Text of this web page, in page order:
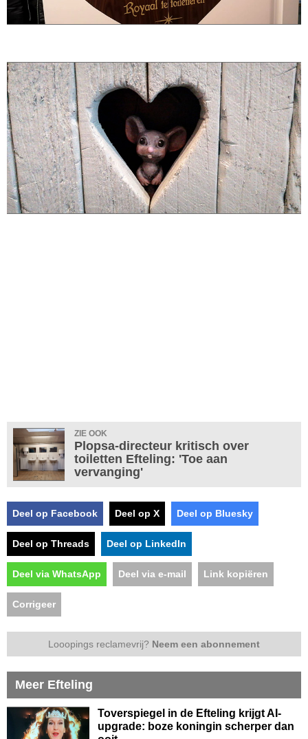
ZIE OOK
Plopsa-directeur kritisch over
toiletten Efteling: 'Toe aan
vervanging'
Deel op Facebook Deel op X Deel op Bluesky
Deel op Threads Deel op LinkedIn
Deel via WhatsApp Deel via e-mail Link kopiëren
Corrigeer
Looopings reclamevrij? Neem een abonnement
Meer Efteling
Toverspiegel in de Efteling krijgt AI-
upgrade: boze koningin scherper dan